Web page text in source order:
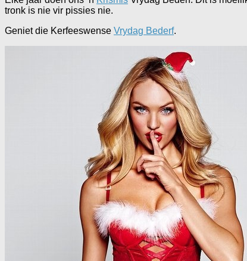
tronk is nie vir pissies nie.
Geniet die Kerfeeswense Vrydag Bederf.